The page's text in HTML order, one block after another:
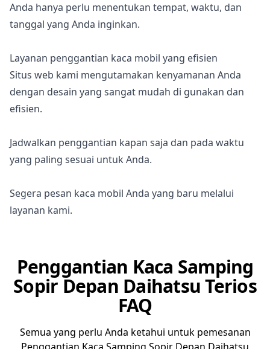
Anda hanya perlu menentukan tempat, waktu, dan
tanggal yang Anda inginkan.
Layanan penggantian kaca mobil yang efisien
Situs web kami mengutamakan kenyamanan Anda
dengan desain yang sangat mudah di gunakan dan
efisien.
Jadwalkan penggantian kapan saja dan pada waktu
yang paling sesuai untuk Anda.
Segera pesan kaca mobil Anda yang baru melalui
layanan kami.
Penggantian Kaca Samping
Sopir Depan Daihatsu Terios
FAQ
Semua yang perlu Anda ketahui untuk pemesanan